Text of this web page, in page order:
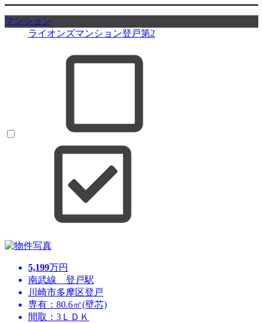
マンション
ライオンズマンション登戸第2
5,199万円
南武線 登戸駅
川崎市多摩区登戸
専有：80.6㎡(壁芯)
間取：3ＬＤＫ